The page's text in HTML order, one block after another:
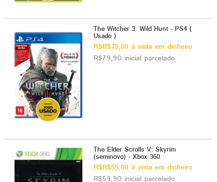
The Witcher 3: Wild Hunt - PS4 (
Usado )
R$R$75,00 à vista em dinheiro
R$79,90 inicial parcelado
The Elder Scrolls V: Skyrim
(seminovo) - Xbox 360
R$R$55,00 à vista em dinheiro
R$59,90 inicial parcelado